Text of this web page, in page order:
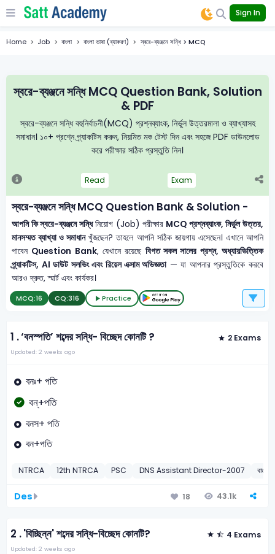
Sign In
Home Job বাংলা বাংলা ভাষা (ব্যাকরণ) স্বরে-ব্যঞ্জনে সন্ধি > MCQ
স্বরে-ব্যঞ্জনে সন্ধি MCQ Question Bank, Solution
& PDF
স্বরে-ব্যঞ্জনে সন্ধি বহুনির্বাচনী(MCQ) প্রশ্নব্যাংক, নির্ভুল উত্তরমালা ও ব্যাখ্যাসহ
সমাধান। ১০+ প্রশ্নে প্র্যাকটিস করুন, নিয়মিত মক টেস্ট দিন এবং সহজে PDF ডাউনলোড
করে পরীক্ষার সঠিক প্রস্তুতি নিন।
Read Exam
স্বরে-ব্যঞ্জনে সন্ধি MCQ Question Bank & Solution -
আপনি কি স্বরে-ব্যঞ্জনে সন্ধিনিয়োগ (Job) পরীক্ষার MCQ প্রশ্নব্যাংক, নির্ভুল উত্তর,
মানসম্মত ব্যাখ্যা ও সমাধানখুঁজছেন? তাহলে আপনি সঠিক জায়গায় এসেছেন। এখানে আপনি
পাবেন Question Bank, যেখানে রয়েছে বিগত সকল সালের প্রশ্ন, অধ্যায়ভিত্তিক
প্র্যাকটিস, AI ডাউট সলভিং এবং রিয়েল এক্সাম অভিজ্ঞতা— যা আপনার প্রস্তুতিকে করবে
আরও দ্রুত, স্মার্ট এবং কার্যকর।
MCQ:16 CQ:316 Practice
1 .‘বনস্পতি’ শব্দের সন্ধি- বিচ্ছেদ কোনটি ? 2 Exams
Updated: 2 weeks ago
বনঃ+ পতি
বন্+পতি
বনস+ পতি
বন+পতি
NTRCA 12th NTRCA PSC DNS Assistant Director-2007 বাংলা
Des 18 43.1k
2 .'বিচ্ছিন্ন' শব্দের সন্ধি-বিচ্ছেদ কোনটি? 4 Exams
Updated: 2 weeks ago